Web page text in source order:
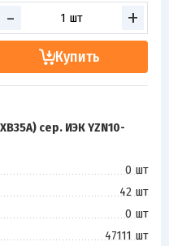
- +
Купить
сер. ИЭК YZN10-
0 шт
42 шт
0 шт
47111 шт